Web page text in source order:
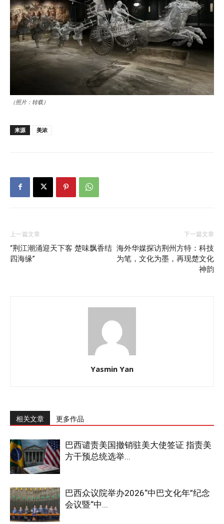
（照片：转载）
来源 美浓
上一篇文章
“荆江潮涌迎天下客 楚味飘香结
四海缘”
下一篇文章
海外华媒探访荆州方特：科技
为笔，文化为墨，再现楚文化
神韵
Yasmin Yan
相关文章 更多作品
巴西谴责美国撤销驻美大使签证 指责美
方干预总统选举...
巴西众议院举办2026“中巴文化年”纪念
会议暨“中...